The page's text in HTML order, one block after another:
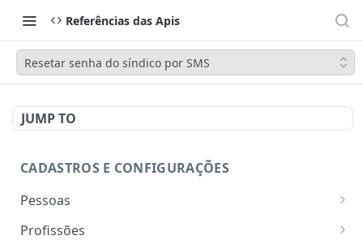
Referências das Apis
Resetar senha do síndico por SMS
JUMP TO
CADASTROS E CONFIGURAÇÕES
Pessoas
Lista pessoas.
Profissões